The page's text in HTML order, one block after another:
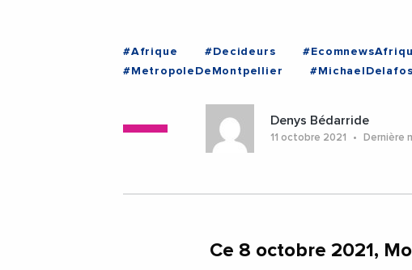
#Afrique #Decideurs
#MetropoleDeMontpellier
Denys Bédarride
11 octobre 2021 Dernière
Ce 8 octobre 2021,